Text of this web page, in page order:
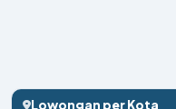
Lowongan per Kota